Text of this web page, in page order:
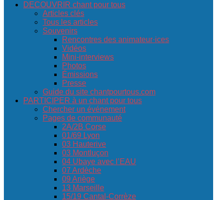
DECOUVRIR chant pour tous
Articles clés
Tous les articles
Souvenirs
Rencontres des animateur·ices
Vidéos
Mini-interviews
Photos
Émissions
Presse
Guide du site chantpourtous.com
PARTICIPER à un chant pour tous
Chercher un événement
Pages de communauté
2A/2B Corse
01/69 Lyon
03 Hauterive
03 Montluçon
04 Ubaye avec l’EAU
07 Ardèche
09 Ariège
13 Marseille
15/19 Cantal-Corrèze